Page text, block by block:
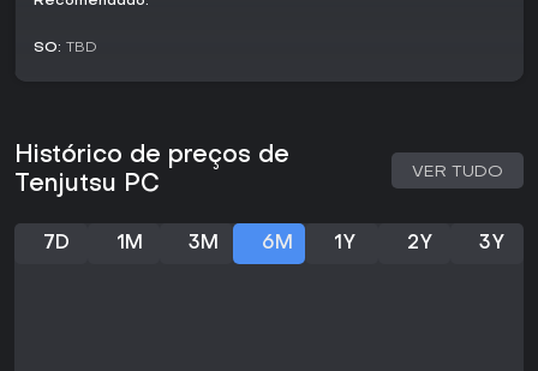
dominando uma parte de Secret Garden City e oferecendo
forças únicas que ditam sua estratégia. As mecânicas
permitem enfraquecer esses grupos com ataques precoces
Derrotar um sindicato libera melhorias na cidade, como
SO: TBD
Histórico de preços de
Tenjutsu PC
VER TUDO
7D 1M 3M 6M 1Y 2Y 3Y